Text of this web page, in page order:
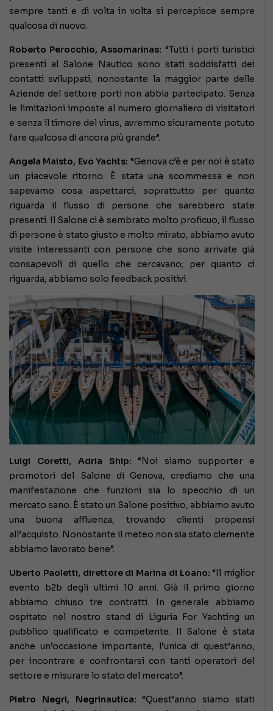
sempre tanti e di volta in volta si percepisce sempre
qualcosa di nuovo.
Roberto Perocchio, Assomarinas: “Tutti i porti turistici
presenti al Salone Nautico sono stati soddisfatti dei
contatti sviluppati, nonostante la maggior parte delle
Aziende del settore porti non abbia partecipato. Senza
le limitazioni imposte al numero giornaliero di visitatori
e senza il timore del virus, avremmo sicuramente potuto
fare qualcosa di ancora più grande”.
Angela Maisto, Evo Yachts: “Genova c’è e per noi è stato
un piacevole ritorno. È stata una scommessa e non
sapevamo cosa aspettarci, soprattutto per quanto
riguarda il flusso di persone che sarebbero state
presenti. Il Salone ci è sembrato molto proficuo, il flusso
di persone è stato giusto e molto mirato, abbiamo avuto
visite interessanti con persone che sono arrivate già
consapevoli di quello che cercavano; per quanto ci
riguarda, abbiamo solo feedback positivi.
Luigi Coretti, Adria Ship: “Noi siamo supporter e
promotori del Salone di Genova, crediamo che una
manifestazione che funzioni sia lo specchio di un
mercato sano. È stato un Salone positivo, abbiamo avuto
una buona affluenza, trovando clienti propensi
all’acquisto. Nonostante il meteo non sia stato clemente
abbiamo lavorato bene”.
Uberto Paoletti, direttore di Marina di Loano: “Il miglior
evento b2b degli ultimi 10 anni. Già il primo giorno
abbiamo chiuso tre contratti. In generale abbiamo
ospitato nel nostro stand di Liguria For Yachting un
pubblico qualificato e competente. Il Salone è stata
anche un’occasione importante, l’unica di quest’anno,
per incontrare e confrontarsi con tanti operatori del
settore e misurare lo stato del mercato”.
Pietro Negri, Negrinautica: “Quest’anno siamo stati